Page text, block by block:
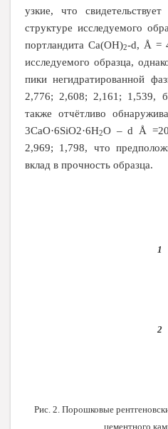
узкие, что
структуре исследуемого
портландита Сa(OH)2­-d, Å =
исследуемого образца,
пики негидратированной
2,776; 2,608; 2,161; 1,539,
также отчётливо
3CaO·6SiO2·6H2O – d Å
2,969; 1,798, что
вклад в прочность образца.
1
2
Рис. 2. Порошковые
цементного